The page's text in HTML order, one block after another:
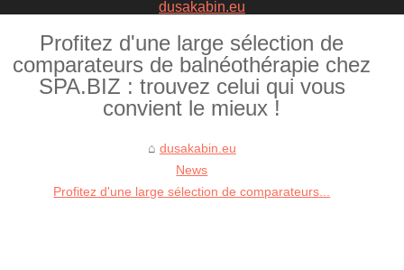
Profitez d'une large sélection de
comparateurs de balnéothérapie chez
SPA.BIZ : trouvez celui qui vous
convient le mieux !
dusakabin.eu
News
Profitez d'une large sélection de comparateurs...
dusakabin.eu